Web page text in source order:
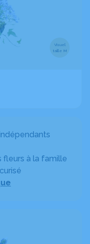
fleurs à la famille
Visuel
taille M